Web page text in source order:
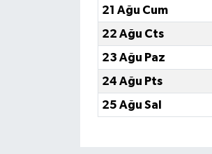
21 Ağu Cum
22 Ağu Cts
23 Ağu Paz
24 Ağu Pts
25 Ağu Sal